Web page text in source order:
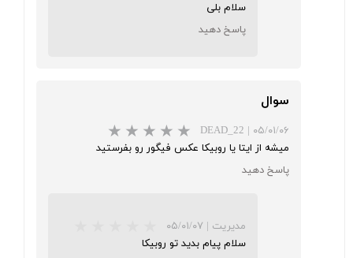
سلام بلی
پاسخ دهید
سوال
DEAD_22 | ۰۵/۰۱/۰۶
میشه از ایتا یا روبیکا عکس فیگور رو بفرستید
پاسخ دهید
مدیریت | ۰۵/۰۱/۰۷
سلام پیام بدید تو روبیکا